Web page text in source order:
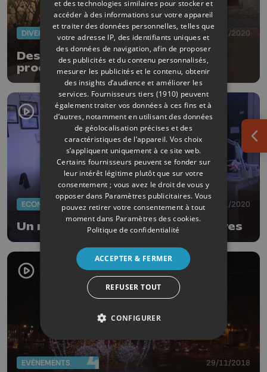
DIVERS 27/11/2020
Des paniers de Noël remplis de
produits locaux au Moulin de
Ferrières
ECONOMIE 23/11/2020
Un marché de Noël virtuel à Braives
EVÈNEMENTS 29/11/2018
et des technologies similaires pour stocker et
accéder à des informations sur votre appareil
et traiter des données personnelles, telles que
votre adresse IP, des identifiants uniques et
des données de navigation, afin de proposer
des publicités et du contenu personnalisés,
mesurer les publicités et le contenu, obtenir
des insights d’audience et améliorer les
services. Fournisseurs tiers (1910) peuvent
également traiter vos données à ces fins et à
d’autres, notamment en utilisant des données
de géolocalisation précises et des
caractéristiques de l’appareil. Vos choix
s’appliquent uniquement à ce site web.
Certains fournisseurs peuvent se fonder sur
leur intérêt légitime plutôt que sur votre
consentement ; vous avez le droit de vous y
opposer dans Paramètres publicitaires. Vous
pouvez retirer votre consentement à tout
moment dans Paramètres des cookies.
Politique de confidentialité
ACCEPTER & FERMER
REFUSER TOUT
CONFIGURER